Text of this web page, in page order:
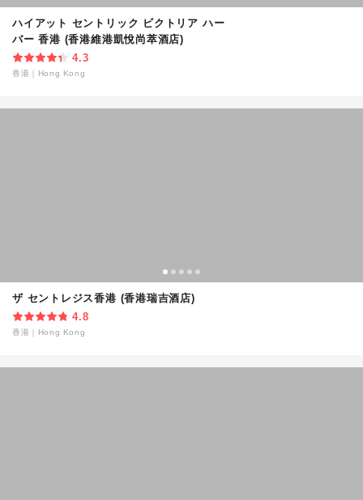
ハイアット セントリック ビクトリア ハー
バー 香港 (香港維港凱悅尚萃酒店)
4.3
香港 Hong Kong
ザ セントレジス香港 (香港瑞吉酒店)
4.8
香港 Hong Kong